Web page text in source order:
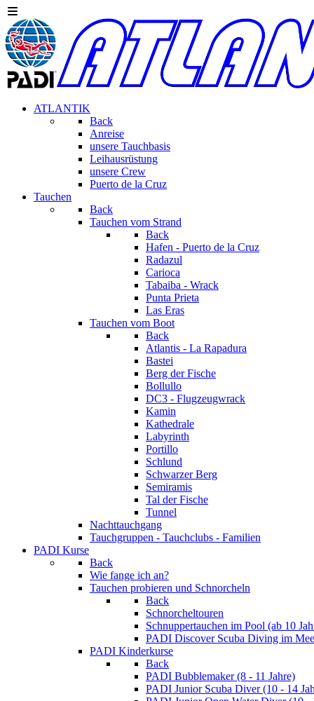
ATLANTIK
Back
Anreise
unsere Tauchbasis
Leihausrüstung
unsere Crew
Puerto de la Cruz
Tauchen
Back
Tauchen vom Strand
Back
Hafen - Puerto de la Cruz
Radazul
Carioca
Tabaiba - Wrack
Punta Prieta
Las Eras
Tauchen vom Boot
Back
Atlantis - La Rapadura
Bastei
Berg der Fische
Bollullo
DC3 - Flugzeugwrack
Kamin
Kathedrale
Labyrinth
Portillo
Schlund
Schwarzer Berg
Semiramis
Tal der Fische
Tunnel
Nachttauchgang
Tauchgruppen - Tauchclubs - Familien
PADI Kurse
Back
Wie fange ich an?
Tauchen probieren und Schnorcheln
Back
Schnorcheltouren
Schnuppertauchen im Pool (ab 10
PADI Discover Scuba Diving im
PADI Kinderkurse
Back
PADI Bubblemaker (8 - 11 Jahre)
PADI Junior Scuba Diver (10 - 14